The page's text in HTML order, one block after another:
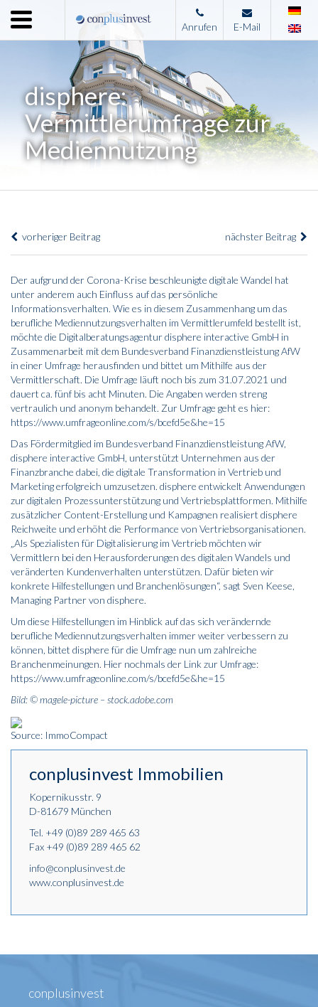
Menu
Home
Unternehmen
Leistungen
Immobilienangebote
News
Impressum
Anrufen E-Mail
disphere:
Vermittlerumfrage zur
Mediennutzung
vorheriger Beitrag nächster Beitrag
Der aufgrund der Corona-Krise beschleunigte digitale Wandel hat
unter anderem auch Einfluss auf das persönliche
Informationsverhalten. Wie es in diesem Zusammenhang um das
berufliche Mediennutzungsverhalten im Vermittlerumfeld bestellt ist,
möchte die Digitalberatungsagentur disphere interactive GmbH in
Zusammenarbeit mit dem Bundesverband Finanzdienstleistung AfW
in einer Umfrage herausfinden und bittet um Mithilfe aus der
Vermittlerschaft. Die Umfrage läuft noch bis zum 31.07.2021 und
dauert ca. fünf bis acht Minuten. Die Angaben werden streng
vertraulich und anonym behandelt. Zur Umfrage geht es hier:
https://www.umfrageonline.com/s/bcefd5e&he=15
Das Fördermitglied im Bundesverband Finanzdienstleistung AfW,
disphere interactive GmbH, unterstützt Unternehmen aus der
Finanzbranche dabei, die digitale Transformation in Vertrieb und
Marketing erfolgreich umzusetzen. disphere entwickelt Anwendungen
zur digitalen Prozessunterstützung und Vertriebsplattformen. Mithilfe
zusätzlicher Content-Erstellung und Kampagnen realisiert disphere
Reichweite und erhöht die Performance von Vertriebsorganisationen.
„Als Spezialisten für Digitalisierung im Vertrieb möchten wir
Vermittlern bei den Herausforderungen des digitalen Wandels und
veränderten Kundenverhalten unterstützen. Dafür bieten wir
konkrete Hilfestellungen und Branchenlösungen“, sagt Sven Keese,
Managing Partner von disphere.
Um diese Hilfestellungen im Hinblick auf das sich verändernde
berufliche Mediennutzungsverhalten immer weiter verbessern zu
können, bittet disphere für die Umfrage nun um zahlreiche
Branchenmeinungen. Hier nochmals der Link zur Umfrage:
https://www.umfrageonline.com/s/bcefd5e&he=15
Bild: © magele-picture – stock.adobe.com
Source: ImmoCompact
conplusinvest Immobilien
Kopernikusstr. 9
D-81679 München
Tel. +49 (0)89 289 465 63
Fax +49 (0)89 289 465 62
info@conplusinvest.de
www.conplusinvest.de
conplusinvest